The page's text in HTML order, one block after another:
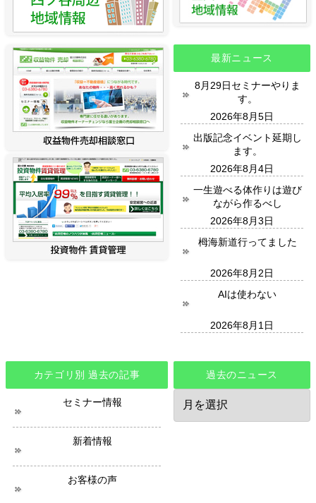
最新ニュース
8月29日セミナーやりま
す。
2026年8月5日
出版記念イベント延期し
ます。
2026年8月4日
一生遊べる体作りは遊び
ながら作るべし
2026年8月3日
栂海新道行ってました
2026年8月2日
AIは使わない
2026年8月1日
カテゴリ別 過去の記事
セミナー情報
新着情報
お客様の声
過去のニュース
過
の